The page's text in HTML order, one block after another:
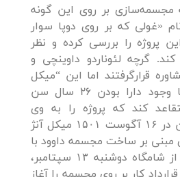
مجسمه‌سازی بر روی این گونه
«غولی که بر روی دوپا سوار
پروژه را بررسی کرده و نظر
گرچه لئوناردو داوینچی و
قرارگرفتند اما این “میکل
آنژ” جوان بود که با وجود دارا بودن 26 سال سن
کند که پروژه را به وی
بسپارند و به دنبال آن در ۱۶ آگوست ۱۵۰۱ میکل آنژ
مبنی بر ساخت مجسمه داوود با
کلیسا منعقد کرد. او از شامگاه دوشنبه ۱۳ سپتامبر،